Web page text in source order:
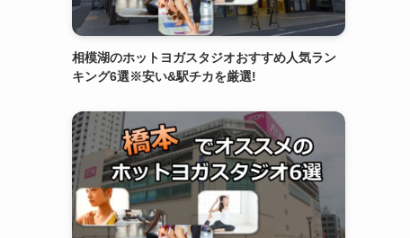
相模湖のホットヨガスタジオおすすめ人気ラン
キング6選※安い&駅チカを厳選!